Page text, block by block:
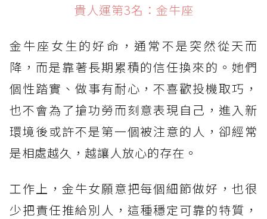
貴人運第1名：天秤座
貴人運第3名：金牛座
金牛座女生的好命，通常不是突然從天而
降，而是靠著長期累積的信任換來的。她們
個性踏實、做事有耐心，不喜歡投機取巧，
也不會為了搶功勞而刻意表現自己，進入新
環境後或許不是第一個被注意的人，卻經常
是相處越久，越讓人放心的存在。
工作上，金牛女願意把每個細節做好，也很
少把責任推給別人，這種穩定可靠的特質，